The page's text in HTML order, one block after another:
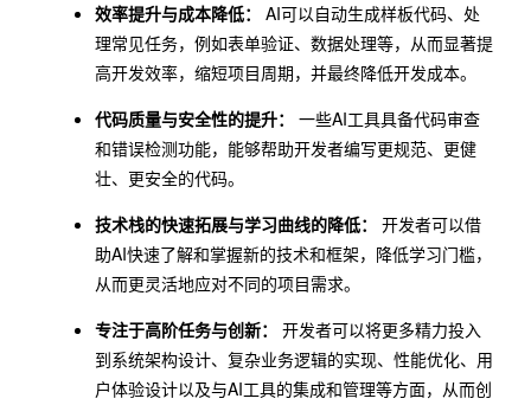
效率提升与成本降低：
AI可以自动生成样板代码、处
理常见任务，例如表单验证、数据处理等，从而显著提
高开发效率，缩短项目周期，并最终降低开发成本。
代码质量与安全性的提升：
一些AI工具具备代码审查
和错误检测功能，能够帮助开发者编写更规范、更健
壮、更安全的代码。
技术栈的快速拓展与学习曲线的降低：
开发者可以借
助AI快速了解和掌握新的技术和框架，降低学习门槛，
从而更灵活地应对不同的项目需求。
专注于高阶任务与创新：
开发者可以将更多精力投入
到系统架构设计、复杂业务逻辑的实现、性能优化、用
户体验设计以及与AI工具的集成和管理等方面，从而创